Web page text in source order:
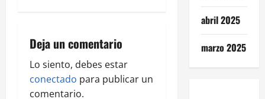
i
g
a
Deja un comentario
Lo siento, debes estar
conectado para publicar un
comentario.
abril 2025
marzo 2025